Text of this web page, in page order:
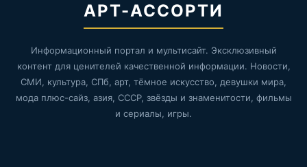
АРТ-АССОРТИ
Информационный портал и мультисайт. Эксклюзивный
контент для ценителей качественной информации. Новости,
СМИ, культура, СПб, арт, тёмное искусство, девушки мира,
мода плюс-сайз, азия, СССР, звёзды и знаменитости, фильмы
и сериалы, игры.